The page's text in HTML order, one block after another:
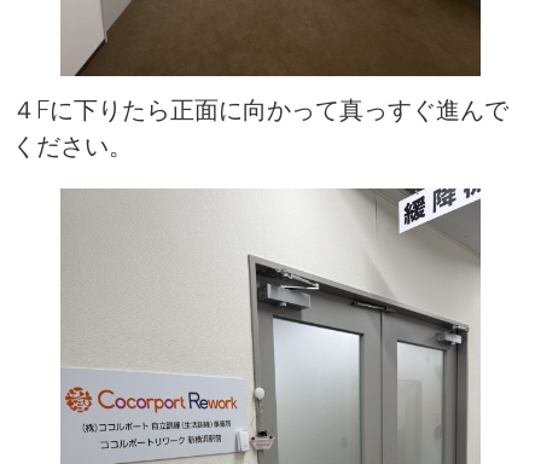
４Fに下りたら正面に向かって真っすぐ進んで
ください。